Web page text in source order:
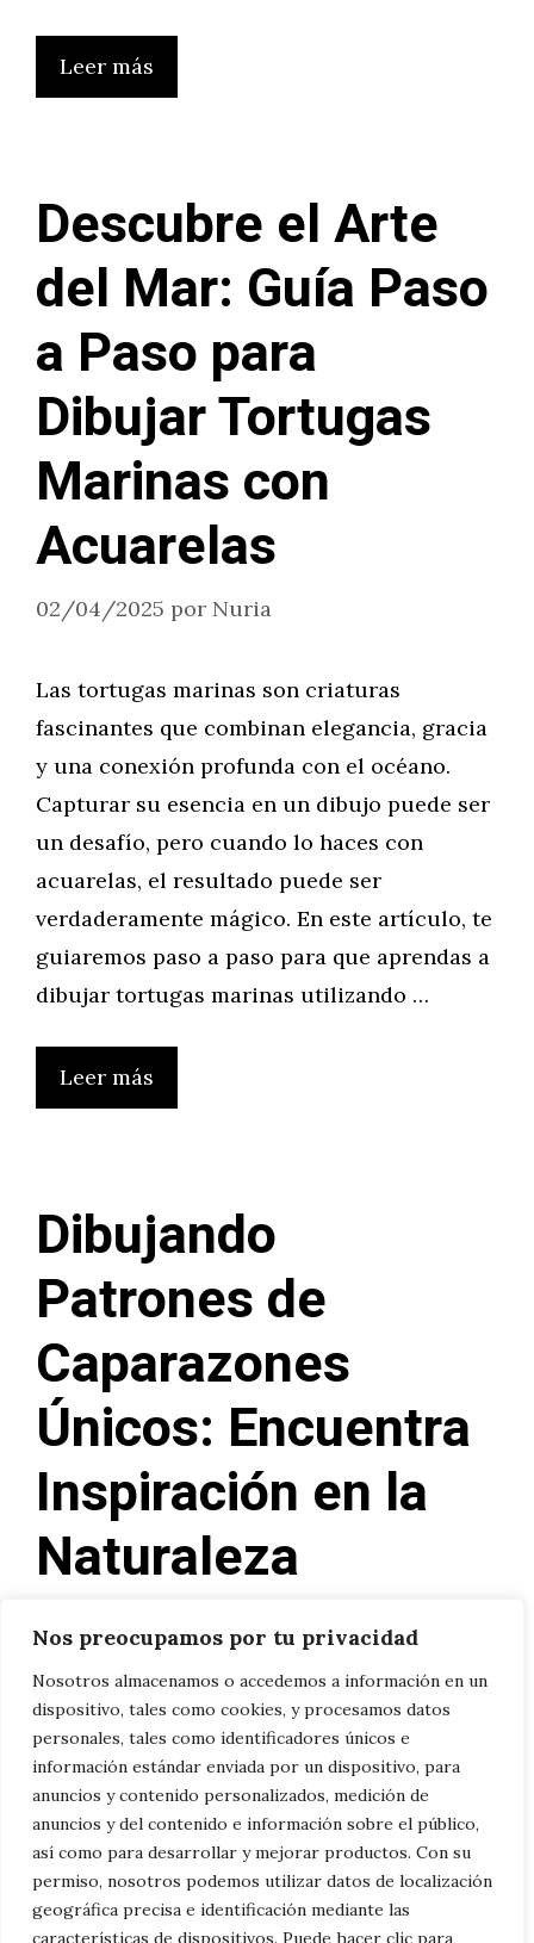
Nos preocupamos por tu privacidad
Nosotros almacenamos o accedemos a información en un
dispositivo, tales como cookies, y procesamos datos
personales, tales como identificadores únicos e
información estándar enviada por un dispositivo, para
anuncios y contenido personalizados, medición de
anuncios y del contenido e información sobre el público,
así como para desarrollar y mejorar productos. Con su
permiso, nosotros podemos utilizar datos de localización
geográfica precisa e identificación mediante las
características de dispositivos. Puede hacer clic para
Leer más
Descubre el Arte
del Mar: Guía Paso
a Paso para
Dibujar Tortugas
Marinas con
Acuarelas
02/04/2025 por Nuria
Las tortugas marinas son criaturas
fascinantes que combinan elegancia, gracia
y una conexión profunda con el océano.
Capturar su esencia en un dibujo puede ser
un desafío, pero cuando lo haces con
acuarelas, el resultado puede ser
verdaderamente mágico. En este artículo, te
guiaremos paso a paso para que aprendas a
dibujar tortugas marinas utilizando …
Leer más
Dibujando
Patrones de
Caparazones
Únicos: Encuentra
Inspiración en la
Naturaleza
La naturaleza es una fuente inagotable de
belleza y creatividad, y pocas cosas son tan
fascinantes como los caparazones de las
tortugas. Estos diseños únicos, con sus
formas geométricas y texturas intrincadas,
son verdaderas obras de arte que la
evolución ha perfeccionado a lo largo de